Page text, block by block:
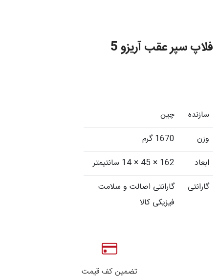
فلاپ سپر عقب آریزو 5
سازنده
چین
وزن
1670 گرم
ابعاد
162 × 45 × 14 سانتیمتر
گارانتی
گارانتی اصالت و سلامت
فیزیکی کالا
تضمین کف قیمت